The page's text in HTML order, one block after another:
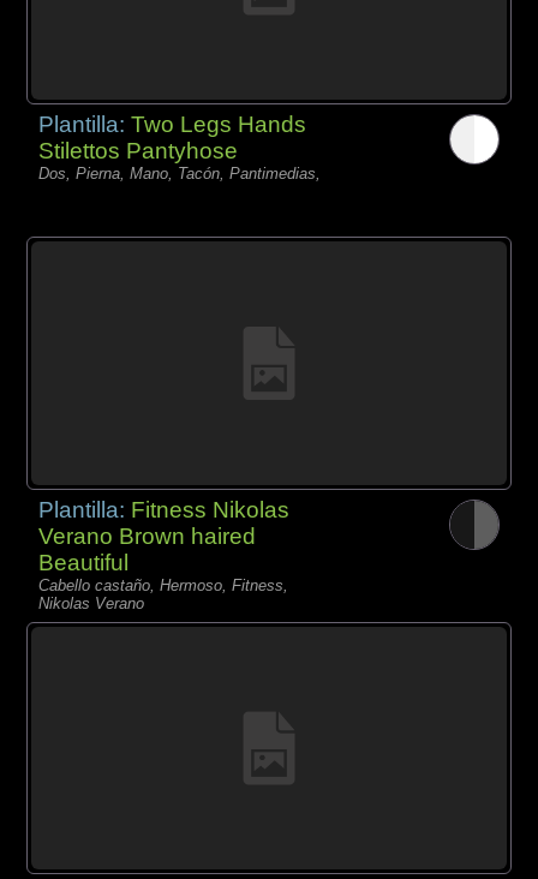
Plantilla:Two Legs Hands
Stilettos Pantyhose
Dos, Pierna, Mano, Tacón, Pantimedias,
Plantilla: Fitness Nikolas
Verano Brown haired
Beautiful
Cabello castaño, Hermoso, Fitness,
Nikolas Verano